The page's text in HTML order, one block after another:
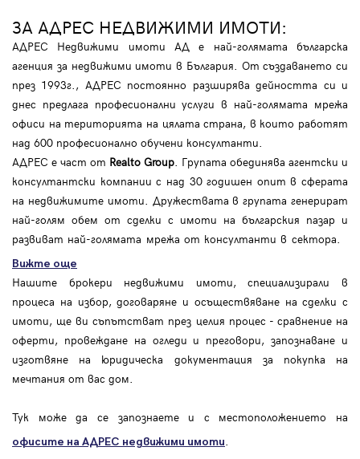
ЗА АДРЕС НЕДВИЖИМИ ИМОТИ:
АДРЕС Недвижими имоти АД е най-голямата българска
агенция за недвижими имоти в България. От създаването си
през 1993г., АДРЕС постоянно разширява дейността си и
днес предлага професионални услуги в най-голямата мрежа
офиси на територията на цялата страна, в които работят
над 600 професионално обучени консултанти.
АДРЕС е част от Realto Group . Групата обединява агентски и
консултантски компании с над 30 годишен опит в сферата
на недвижимите имоти. Дружествата в групата генерират
най-голям обем от сделки с имоти на българския пазар и
развиват най-голямата мрежа от консултанти в сектора.
Вижте още
Нашите брокери недвижими имоти, специализирали в
процеса на избор, договаряне и осъществяване на сделки с
имоти, ще ви съпътстват през целия процес - сравнение на
оферти, провеждане на огледи и преговори, запознаване и
изготвяне на юридическа документация за покупка на
мечтания от вас дом.
Тук може да се запознаете и с местоположението на
офисите на АДРЕС недвижими имоти